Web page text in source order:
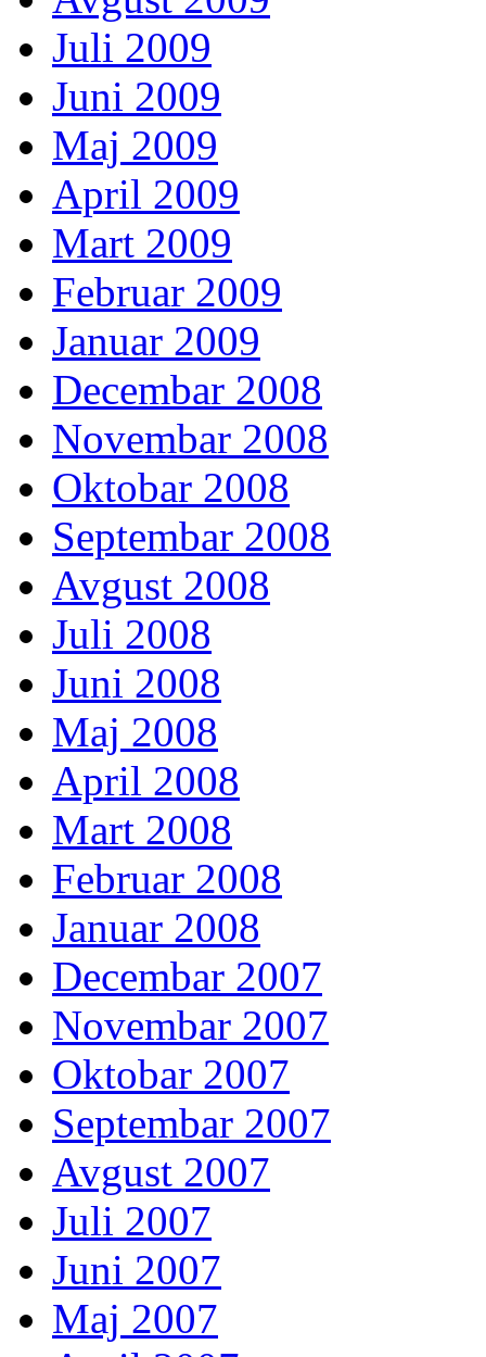
Juli 2009
Juni 2009
Maj 2009
April 2009
Mart 2009
Februar 2009
Januar 2009
Decembar 2008
Novembar 2008
Oktobar 2008
Septembar 2008
Avgust 2008
Juli 2008
Juni 2008
Maj 2008
April 2008
Mart 2008
Februar 2008
Januar 2008
Decembar 2007
Novembar 2007
Oktobar 2007
Septembar 2007
Avgust 2007
Juli 2007
Juni 2007
Maj 2007